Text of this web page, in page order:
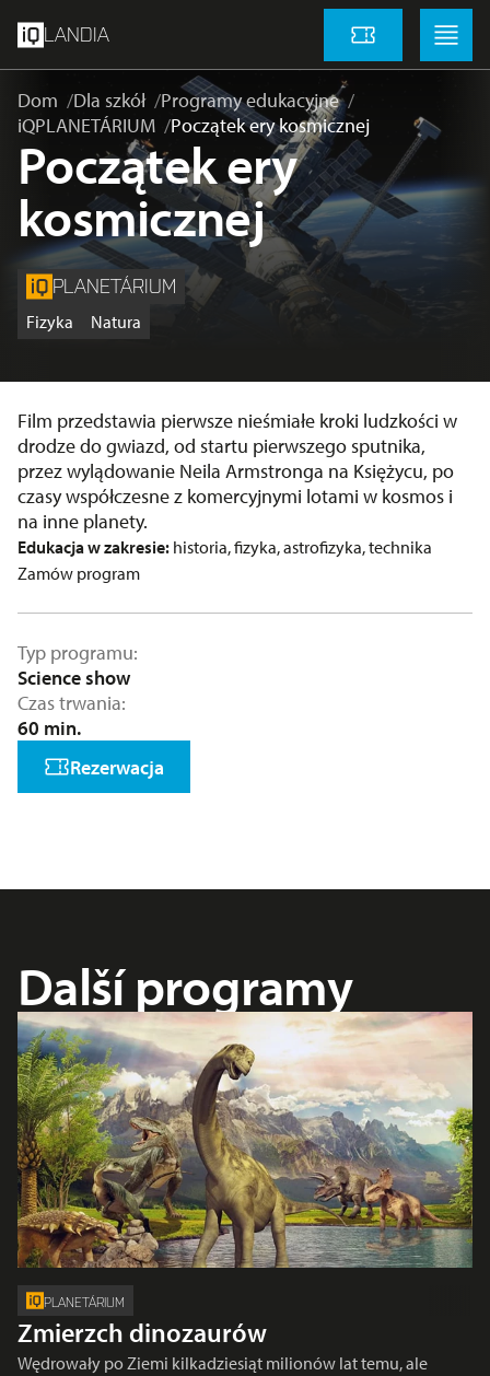
LANDIA Cennik
Menu
Dom Dla szkół
Programy edukacyjne
iQPLANETÁRIUM
Początek ery kosmicznej
Początek ery
kosmicznej
PLANETÁRIUM
Fizyka Natura
Film przedstawia pierwsze nieśmiałe kroki ludzkości w
drodze do gwiazd, od startu pierwszego sputnika,
przez wylądowanie Neila Armstronga na Księżycu, po
czasy współczesne z komercyjnymi lotami w kosmos i
na inne planety.
Edukacja w zakresie: historia, fizyka, astrofizyka, technika
Zamów program
Typ programu
Science show
Czas trwania
60 min.
Rezerwacja
Další programy
PLANETÁRIUM
Zmierzch dinozaurów
Wędrowały po Ziemi kilkadziesiąt milionów lat temu, ale